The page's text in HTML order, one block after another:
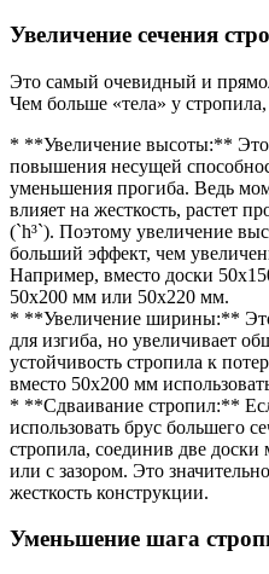
Увеличение сечения
Это самый очевидный и
Чем больше «тела» у
* **Увеличение высоты:**
повышения несущей
уменьшения прогиба. Ведь
влияет на жесткость, растет
(`h³`). Поэтому увеличение
больший эффект, чем
Например, вместо доски
50х200 мм или 50х220 мм.
* **Увеличение ширины:**
для изгиба, но увеличивает
устойчивость стропила к
вместо 50х200 мм
* **Сдваивание стропил:**
использовать брус большего
стропила, соединив две
или с зазором. Это
жесткость конструкции.
Уменьшение шага